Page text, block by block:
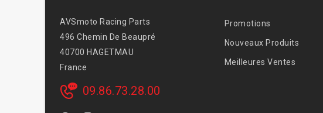
AVSmoto Racing Parts
496 Chemin De Beaupré
40700 HAGETMAU
France
09.86.73.28.00
Promotions
Nouveaux Produits
Meilleures Ventes